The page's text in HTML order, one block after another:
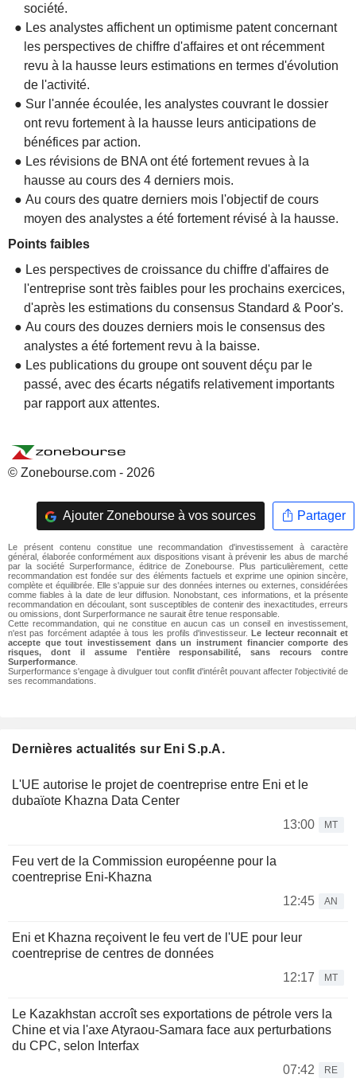
société.
● Les analystes affichent un optimisme patent concernant
les perspectives de chiffre d'affaires et ont récemment
revu à la hausse leurs estimations en termes d'évolution
de l'activité.
● Sur l'année écoulée, les analystes couvrant le dossier
ont revu fortement à la hausse leurs anticipations de
bénéfices par action.
● Les révisions de BNA ont été fortement revues à la
hausse au cours des 4 derniers mois.
● Au cours des quatre derniers mois l'objectif de cours
moyen des analystes a été fortement révisé à la hausse.
Points faibles
● Les perspectives de croissance du chiffre d'affaires de
l'entreprise sont très faibles pour les prochains exercices,
d'après les estimations du consensus Standard & Poor's.
● Au cours des douzes derniers mois le consensus des
analystes a été fortement revu à la baisse.
● Les publications du groupe ont souvent déçu par le
passé, avec des écarts négatifs relativement importants
par rapport aux attentes.
© Zonebourse.com - 2026
Ajouter Zonebourse à vos sources Partager
Le présent contenu constitue une recommandation d'investissement à caractère
général, élaborée conformément aux dispositions visant à prévenir les abus de marché
par la société Surperformance, éditrice de Zonebourse. Plus particulièrement, cette
recommandation est fondée sur des éléments factuels et exprime une opinion sincère,
complète et équilibrée. Elle s'appuie sur des données internes ou externes, considérées
comme fiables à la date de leur diffusion. Nonobstant, ces informations, et la présente
recommandation en découlant, sont susceptibles de contenir des inexactitudes, erreurs
ou omissions, dont Surperformance ne saurait être tenue responsable.
Cette recommandation, qui ne constitue en aucun cas un conseil en investissement,
n'est pas forcément adaptée à tous les profils d'investisseur.Le lecteur reconnait et
accepte que tout investissement dans un instrument financier comporte des
risques, dont il assume l'entière responsabilité, sans recours contre
Surperformance
Surperformance s'engage à divulguer tout conflit d'intérêt pouvant affecter l'objectivité de
ses recommandations.
Dernières actualités sur Eni S.p.A.
L'UE autorise le projet de coentreprise entre Eni et le
dubaïote Khazna Data Center
13:00
MT
Feu vert de la Commission européenne pour la
coentreprise Eni-Khazna
12:45
AN
Eni et Khazna reçoivent le feu vert de l'UE pour leur
coentreprise de centres de données
12:17
MT
Le Kazakhstan accroît ses exportations de pétrole vers la
Chine et via l'axe Atyraou-Samara face aux perturbations
du CPC, selon Interfax
07:42
RE